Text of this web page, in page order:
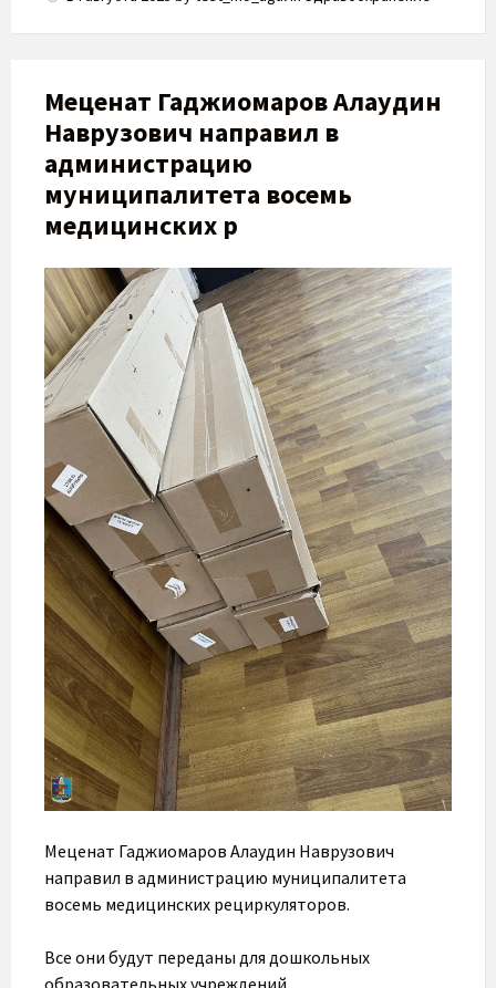
​Меценат Гаджиомаров Алаудин
Наврузович направил в
администрацию
муниципалитета восемь
медицинских р
Меценат Гаджиомаров Алаудин Наврузович
направил в администрацию муниципалитета
восемь медицинских рециркуляторов.
Все они будут переданы для дошкольных